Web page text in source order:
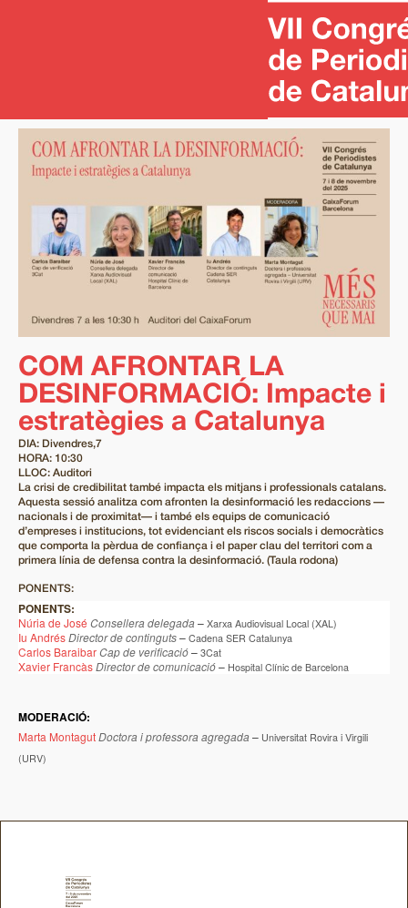
COM AFRONTAR LA
DESINFORMACIÓ: Impacte i
estratègies a Catalunya
DIA: Divendres,7
HORA: 10:30
LLOC: Auditori
La crisi de credibilitat també impacta els mitjans i professionals catalans.
Aquesta sessió analitza com afronten la desinformació les redaccions —
nacionals i de proximitat— i també els equips de comunicació
d’empreses i institucions, tot evidenciant els riscos socials i democràtics
que comporta la pèrdua de confiança i el paper clau del territori com a
primera línia de defensa contra la desinformació. (Taula rodona)
PONENTS:
PONENTS:
Núria de José Consellera delegada– Xarxa Audiovisual Local (XAL)
Iu AndrésDirector de continguts– Cadena SER Catalunya
Carlos BaraibarCap de verificació– 3Cat
Xavier FrancàsDirector de comunicació– Hospital Clínic de Barcelona
MODERACIÓ:
Marta MontagutDoctora i professora agregada– Universitat Rovira i Virgili
(URV)